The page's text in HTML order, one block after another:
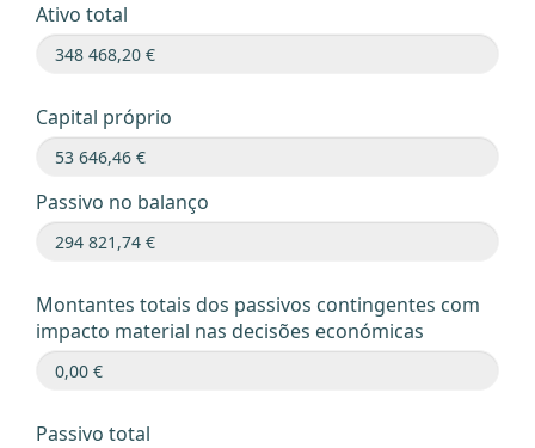
Ativo total
Capital próprio
Passivo no balanço
Montantes totais dos passivos contingentes com
impacto material nas decisões económicas
Passivo total